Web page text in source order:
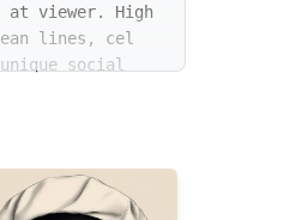
viewer. High
lines, cel
social